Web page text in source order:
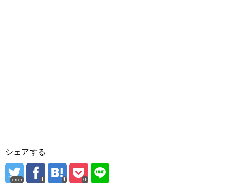
シェアする
error 0